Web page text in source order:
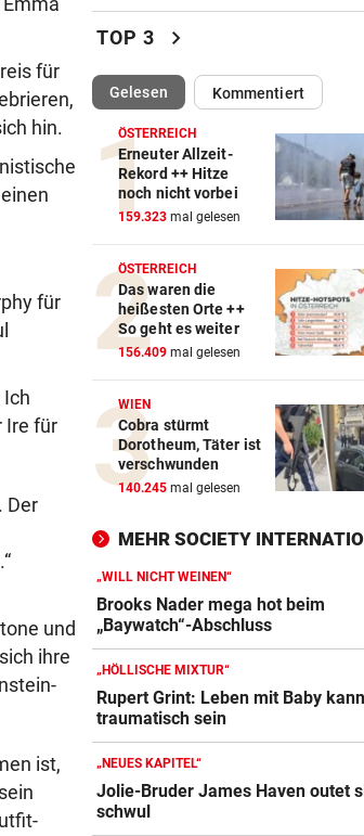
für
hin.
für
Ire für
Der
und
ihre
ist,
Mutiges Hollywood wird zur
violetten Realität
SCHONUNG ANGESAGT
Operation bei ÖSV-Skistar
erfolgreich verlaufen!
VOR FOOTBALL-MATCH vor
Wikinger entern Museum:
hat Spaß gemacht!“
31 GRAD IN ITALIEN vor
Mittelmeer erreicht immer
neue Höchstwerte
RADSPORT
Gall behauptet Burgos-
vor dem Schlusstag!
BEI POLEN-CHALLENGER vor
ins Halbfinale ein
ZANK WÄHREND FERIEN
Geschwister: Warum jetzt so
die Fetzen fliegen
„WILL NICHT WEINEN“ vor 2
Brooks Nader mega hot beim
„Baywatch“-Abschluss
TOP 3 chevron_right
Gelesen(ausgewählt)Kommentiert
ÖSTERREICH
Erneuter Allzeit-
Rekord ++ Hitze
noch nicht vorbei
159.323 mal gelesen
ÖSTERREICH
Das waren die
heißesten Orte ++
So geht es weiter
156.409 mal gelesen
WIEN
Cobra stürmt
Dorotheum, Täter ist
verschwunden
140.245 mal gelesen
MEHR SOCIETY
„WILL NICHT WEINEN“
Brooks Nader mega hot beim
„Baywatch“-Abschluss
„HÖLLISCHE MIXTUR“
Rupert Grint: Leben mit Baby kann
traumatisch sein
„NEUES KAPITEL“
Jolie-Bruder James Haven outet
schwul